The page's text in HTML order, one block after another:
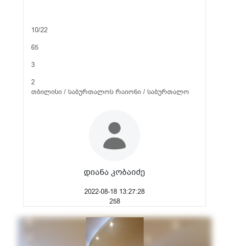
10/22
65
3
2
თბილისი / საბურთალოს რაიონი / საბურთალო
დიანა კობაიძე
2022-08-18 13:27:28
258